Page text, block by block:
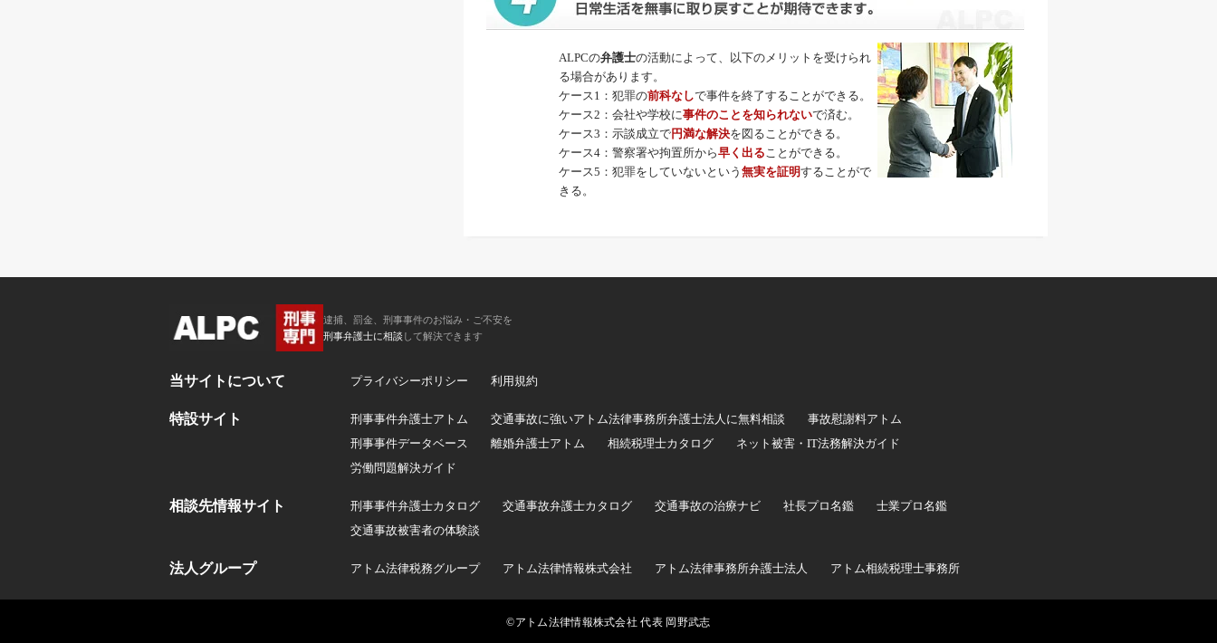
ALPCの弁護士の活動によって、以下のメリットを受けられ
る場合があります。
ケース1：犯罪の前科なしで事件を終了することができる。
ケース2：会社や学校に事件のことを知られないで済む。
ケース3：示談成立で円満な解決を図ることができる。
ケース4：警察署や拘置所から早く出ることができる。
ケース5：犯罪をしていないという 無実を証明することがで
きる。
逮捕、罰金、刑事事件のお悩み・ご不安を
刑事弁護士に相談して解決できます
当サイトについて プライバシーポリシー 利用規約
特設サイト 刑事事件弁護士アトム 交通事故に強いアトム法律事務所弁護士法人に無料相談
事故慰謝料アトム
刑事事件データベース
離婚弁護士アトム 相続税理士カタログ
ネット被害・IT法務解決ガイド
労働問題解決ガイド
相談先情報サイト 刑事事件弁護士カタログ 交通事故弁護士カタログ 交通事故の治療ナビ 社長プロ名鑑
士業プロ名鑑
交通事故被害者の体験談
法人グループ アトム法律税務グループ アトム法律情報株式会社 アトム法律事務所弁護士法人 アトム相続税理士事務所
©アトム法律情報株式会社 代表 岡野武志